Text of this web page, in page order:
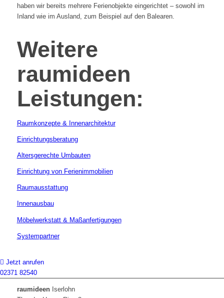
haben wir bereits mehrere Ferienobjekte eingerichtet – sowohl im
Inland wie im Ausland, zum Beispiel auf den Balearen.
Weitere
raumideen
Leistungen:
Raumkonzepte & Innenarchitektur
Einrichtungsberatung
Altersgerechte Umbauten
Einrichtung von Ferienimmobilien
Raumausstattung
Innenausbau
Möbelwerkstatt & Maßanfertigungen
Systempartner
Jetzt anrufen
02371 82540
raumideen Iserlohn